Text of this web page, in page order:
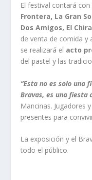
El festival contará
Frontera, La Gran
Dos Amigos, El
de venta de comida y
se realizará el acto
del pastel y las
“Esta no es solo una
Bravas, es una fiesta
Mancinas. Jugadores
presentes para
La exposición y el
todo el público.